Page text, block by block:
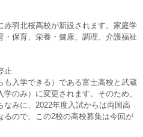
羽北桜高校が新設されます。家庭学
保育、栄養・健康、調理、介護福祉
止
入学できる）である富士高校と武蔵
のみ）に変更されます。そのため、
みに、2022年度入試からは両国高
ので、この2校の高校募集は今回が